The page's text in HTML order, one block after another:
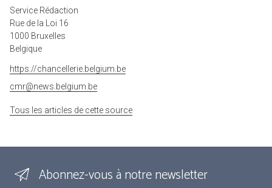
Service Rédaction
Rue de la Loi 16
1000 Bruxelles
Belgique
https://chancellerie.belgium.be
cmr@news.belgium.be
Tous les articles de cette source
Abonnez-vous à notre newsletter